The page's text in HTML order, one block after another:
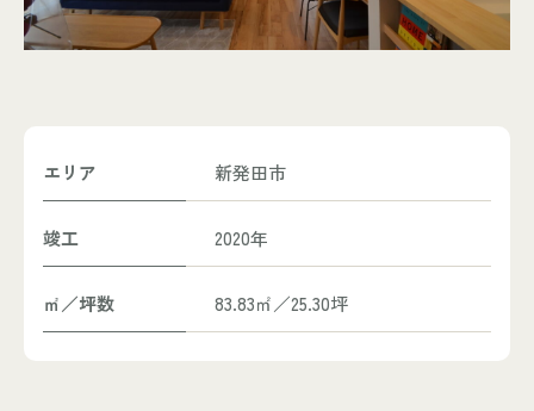
エリア 新発田市
竣工 2020年
㎡／坪数 83.83㎡／25.30坪